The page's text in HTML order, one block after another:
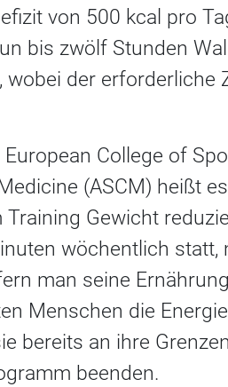
von 500 kcal pro
bis zwölf Stunden
der erforderliche
College of
(ASCM) heißt
Gewicht
wöchentlich statt,
man seine
Menschen die
bereits an ihre
beenden.